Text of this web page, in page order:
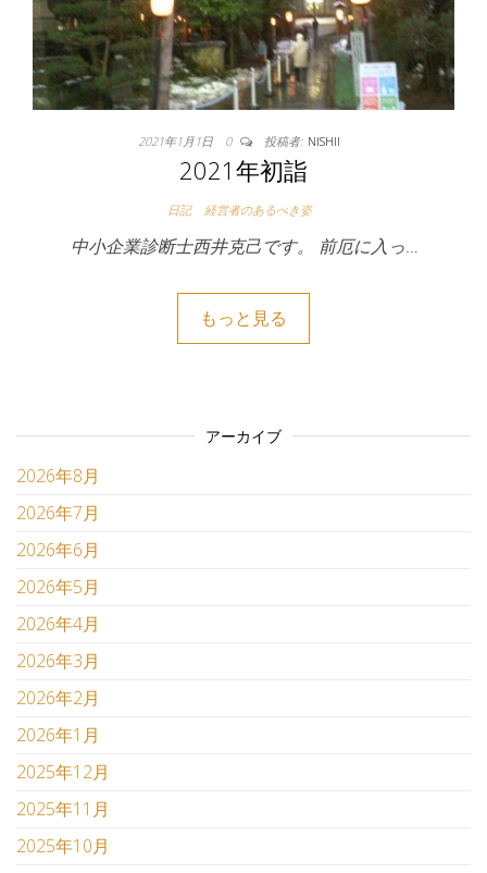
2021年1月1日 0 投稿者: NISHII
2021年初詣
日記 経営者のあるべき姿
中小企業診断士西井克己です。 前厄に入っ…
もっと見る
アーカイブ
2026年8月
2026年7月
2026年6月
2026年5月
2026年4月
2026年3月
2026年2月
2026年1月
2025年12月
2025年11月
2025年10月